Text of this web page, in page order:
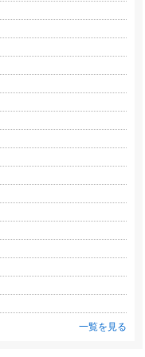
一覧を見る